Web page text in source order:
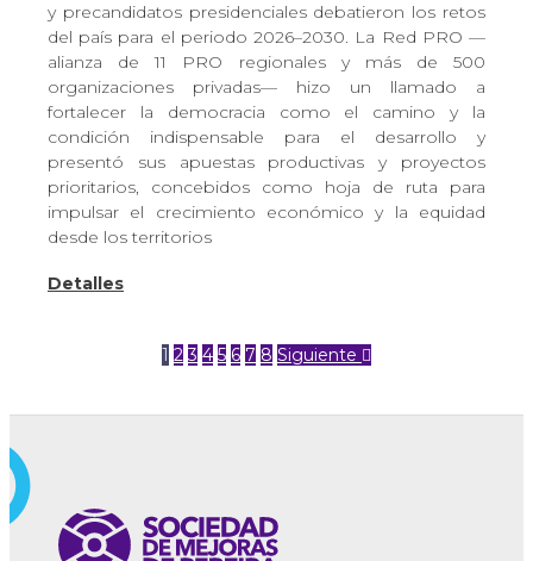
y precandidatos presidenciales debatieron los retos
del país para el periodo 2026–2030. La Red PRO —
alianza de 11 PRO regionales y más de 500
organizaciones privadas— hizo un llamado a
fortalecer la democracia como el camino y la
condición indispensable para el desarrollo y
presentó sus apuestas productivas y proyectos
prioritarios, concebidos como hoja de ruta para
impulsar el crecimiento económico y la equidad
desde los territorios
Detalles
1 2 3 4 5 6 7 8 Siguiente